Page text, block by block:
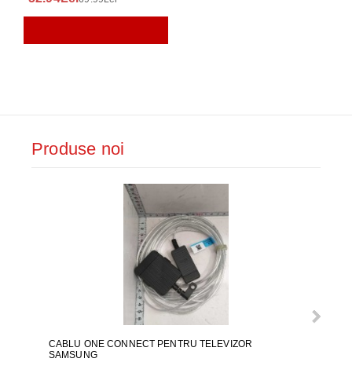
Produse noi
CABLU ONE CONNECT PENTRU TELEVIZOR
SAMSUNG